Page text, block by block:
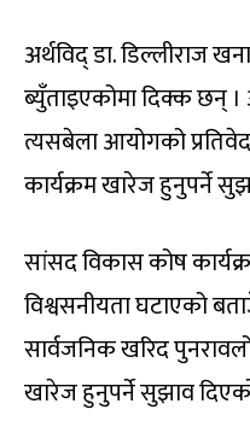
अर्थविद् डा. डिल्लीराज
ब्युँताइएकोमा दिक्क छन्
त्यसबेला आयोगको
कार्यक्रम खारेज हुनुपर्ने
सांसद विकास कोष
विश्वसनीयता घटाएको
सार्वजनिक खरिद
खारेज हुनुपर्ने सुझाव